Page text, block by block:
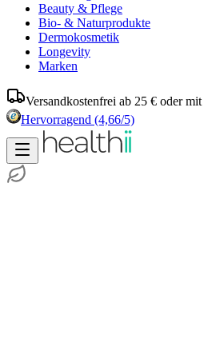
Beauty & Pflege
Bio- & Naturprodukte
Dermokosmetik
Longevity
Marken
Versandkostenfrei ab 25 € oder
Hervorragend (4,66/5)